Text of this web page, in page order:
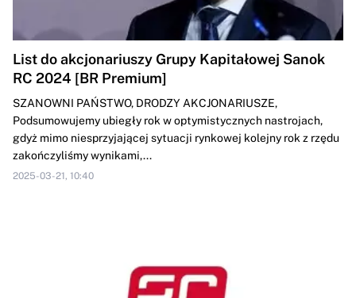
List do akcjonariuszy Grupy Kapitałowej Sanok
RC 2024 [BR Premium]
SZANOWNI PAŃSTWO, DRODZY AKCJONARIUSZE,
Podsumowujemy ubiegły rok w optymistycznych nastrojach,
gdyż mimo niesprzyjającej sytuacji rynkowej kolejny rok z rzędu
zakończyliśmy wynikami,...
2025-03-21, 10:40